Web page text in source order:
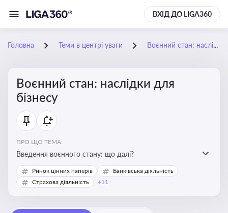
ВХІД ДО LIGA360
Головна Теми в центрі уваги Воєнний стан: наслідки для бізнесу
Воєнний стан: наслідки для
бізнесу
ПРО ЩО ТЕМА:
Введення воєнного стану: що далі?
Ринок цінних паперів
Банківська діяльність
Страхова діяльність
+11